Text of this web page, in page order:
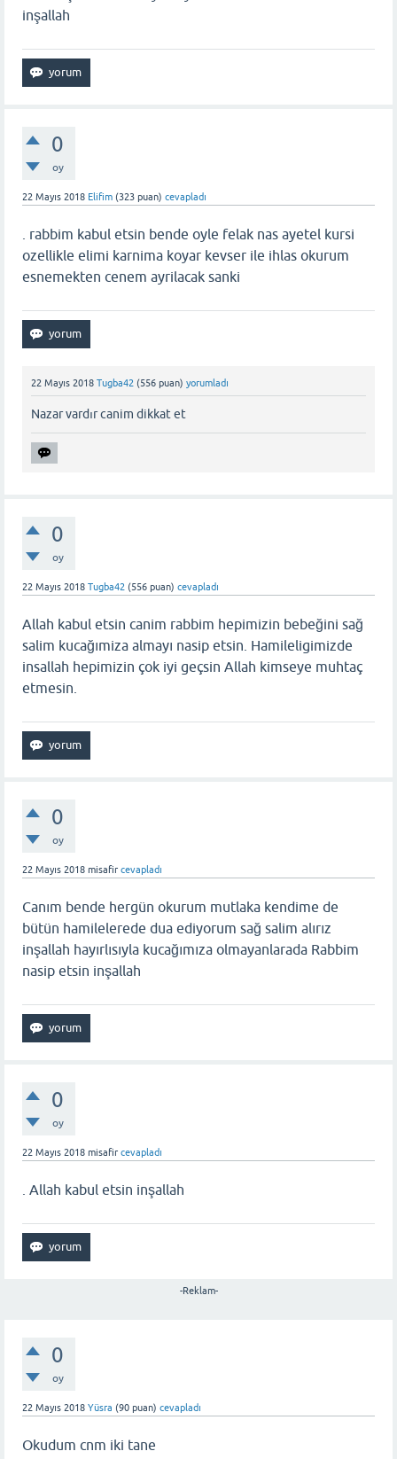
inşallah
0
oy
22 Mayıs 2018 Elifim (323 puan) cevapladı
. rabbim kabul etsin bende oyle felak nas ayetel kursi
ozellikle elimi karnima koyar kevser ile ihlas okurum
esnemekten cenem ayrilacak sanki
22 Mayıs 2018 Tugba42 (556 puan) yorumladı
Nazar vardır canim dikkat et
0
oy
22 Mayıs 2018 Tugba42 (556 puan) cevapladı
Allah kabul etsin canim rabbim hepimizin bebeğini sağ
salim kucağımiza almayı nasip etsin. Hamileligimizde
insallah hepimizin çok iyi geçsin Allah kimseye muhtaç
etmesin.
0
oy
22 Mayıs 2018 misafir cevapladı
Canım bende hergün okurum mutlaka kendime de
bütün hamilelerede dua ediyorum sağ salim alırız
inşallah hayırlısıyla kucağımıza olmayanlarada Rabbim
nasip etsin inşallah
0
oy
22 Mayıs 2018 misafir cevapladı
. Allah kabul etsin inşallah
-Reklam-
0
oy
22 Mayıs 2018 Yüsra (90 puan) cevapladı
Okudum cnm iki tane